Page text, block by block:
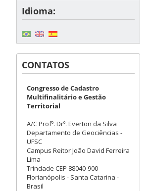
Idioma:
CONTATOS
Congresso de Cadastro
Multifinalitário e Gestão
Territorial
A/C Profº. Drº. Everton da Silva
Departamento de Geociências -
UFSC
Campus Reitor João David Ferreira
Lima
Trindade CEP 88040-900
Florianópolis - Santa Catarina -
Brasil